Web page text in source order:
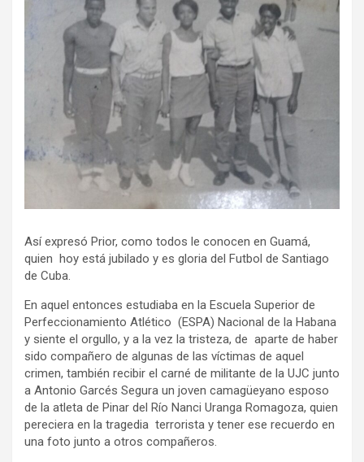
Así expresó Prior, como todos le conocen en Guamá,
quien hoy está jubilado y es gloria del Futbol de Santiago
de Cuba.
En aquel entonces estudiaba en la Escuela Superior de
Perfeccionamiento Atlético (ESPA) Nacional de la Habana
y siente el orgullo, y a la vez la tristeza, de aparte de haber
sido compañero de algunas de las víctimas de aquel
crimen, también recibir el carné de militante de la UJC junto
a Antonio Garcés Segura un joven camagüeyano esposo
de la atleta de Pinar del Río Nanci Uranga Romagoza, quien
pereciera en la tragedia terrorista y tener ese recuerdo en
una foto junto a otros compañeros.